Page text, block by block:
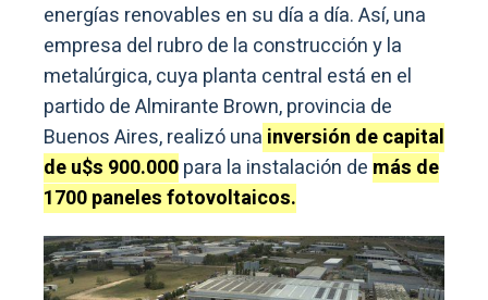
energías renovables en su día a día. Así, una
empresa del rubro de la construcción y la
metalúrgica, cuya planta central está en el
partido de Almirante Brown, provincia de
Buenos Aires, realizó una inversión de capital
de u$s 900.000para la instalación de más de
1700 paneles fotovoltaicos.